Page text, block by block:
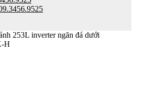
253L inverter ngăn đá dưới
H